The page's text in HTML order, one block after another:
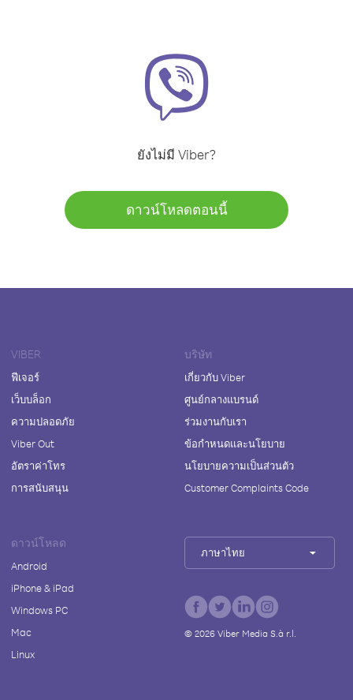
ยังไม่มี Viber?
ดาวน์โหลดตอนนี้
VIBER
ฟีเจอร์
เว็บบล็อก
ความปลอดภัย
Viber Out
อัตราค่าโทร
การสนับสนุน
บริษัท
เกี่ยวกับ Viber
ศูนย์กลางแบรนด์
ร่วมงานกับเรา
ข้อกำหนดและนโยบาย
นโยบายความเป็นส่วนตัว
Customer Complaints Code
ดาวน์โหลด
Android
iPhone & iPad
Windows PC
Mac
Linux
ภาษาไทย
© 2026Viber Media S.à r.l.